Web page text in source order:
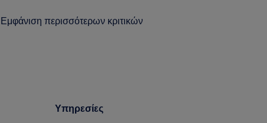
Εμφάνιση περισσότερων κριτικών
Υπηρεσίες